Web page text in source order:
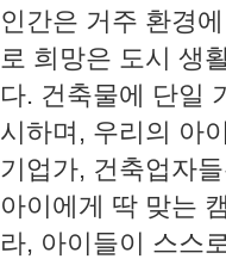
인간은 거주 환경
로 희망은 도시 생
다. 건축물에 단일
시하며 , 우리의 아
기업가, 건축업자
아이에게 딱 맞는
라, 아이들이 스스